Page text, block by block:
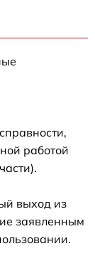
работой
выход из
заявленным